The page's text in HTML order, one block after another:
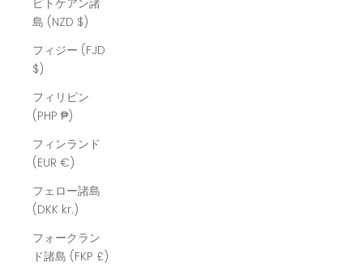
ピトケアン諸
島 (NZD $)
フィジー (FJD
$)
フィリピン
(PHP ₱)
フィンランド
(EUR €)
フェロー諸島
(DKK kr.)
フォークラン
ド諸島 (FKP £)